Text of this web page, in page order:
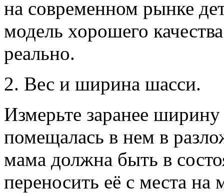
на современном рынке
модель хорошего
реально.
2. Вес и ширина шасси.
Измерьте заранее
помещалась в нем в
мама должна быть в
переносить её с места на